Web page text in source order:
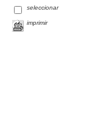
seleccionar
imprimir